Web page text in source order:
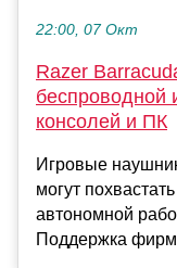
22:00, 07 Окт
Razer
беспроводной
консолей и ПК
Игровые
могут
автономной
Поддержка